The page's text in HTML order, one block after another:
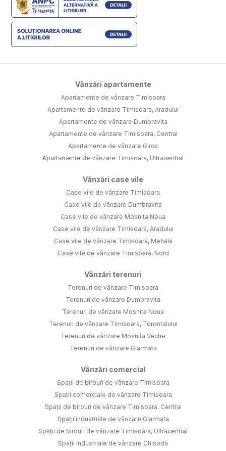
Vânzări apartamente
Apartamente de vânzare Timisoara
Apartamente de vânzare Timisoara, Aradului
Apartamente de vânzare Dumbravita
Apartamente de vânzare Timisoara, Central
Apartamente de vânzare Giroc
Apartamente de vânzare Timisoara, Ultracentral
Vânzări case vile
Case vile de vânzare Timisoara
Case vile de vânzare Dumbravita
Case vile de vânzare Mosnita Noua
Case vile de vânzare Timisoara, Aradului
Case vile de vânzare Timisoara, Mehala
Case vile de vânzare Timisoara, Nord
Vânzări terenuri
Terenuri de vânzare Timisoara
Terenuri de vânzare Dumbravita
Terenuri de vânzare Mosnita Noua
Terenuri de vânzare Timisoara, Torontalului
Terenuri de vânzare Mosnita Veche
Terenuri de vânzare Giarmata
Vânzări comercial
Spații de birouri de vânzare Timisoara
Spații comerciale de vânzare Timisoara
Spații de birouri de vânzare Timisoara, Central
Spații industriale de vânzare Giarmata
Spații de birouri de vânzare Timisoara, Ultracentral
Spații industriale de vânzare Chisoda